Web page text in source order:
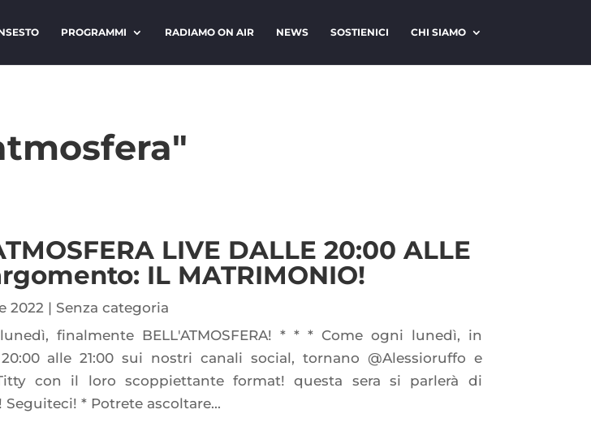
PROGRAMMI RADIAMO ON AIR NEWS SOSTIENICI CHI SIAMO
LIVE DALLE 20:00 ALLE
IL MATRIMONIO!
2022| Senza categoria
finalmente BELL'ATMOSFERA! * * * Come ogni lunedì, in
alle 21:00 sui nostri canali social, tornano @Alessioruffo e
con il loro scoppiettante format! questa sera si parlerà di
Seguiteci! * Potrete ascoltare...